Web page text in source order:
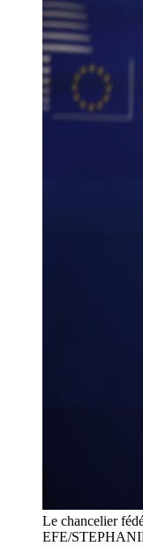
Le chancelier
EFE/